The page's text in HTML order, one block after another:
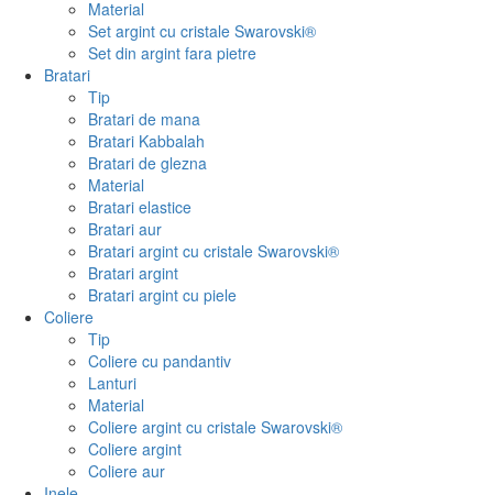
Material
Set argint cu cristale Swarovski®
Set din argint fara pietre
Bratari
Tip
Bratari de mana
Bratari Kabbalah
Bratari de glezna
Material
Bratari elastice
Bratari aur
Bratari argint cu cristale Swarovski®
Bratari argint
Bratari argint cu piele
Coliere
Tip
Coliere cu pandantiv
Lanturi
Material
Coliere argint cu cristale Swarovski®
Coliere argint
Coliere aur